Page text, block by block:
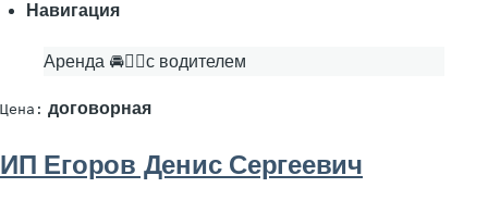
Навигация
Аренда 🚘👨‍✈с водителем
Цена: договорная
ИП Егоров Денис Сергеевич